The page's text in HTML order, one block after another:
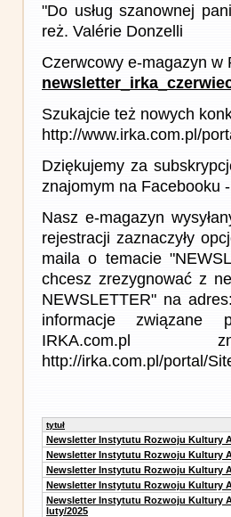
"Do usług szanownej
reż. Valérie Donzelli
Czerwcowy e-magazyn w
Szukajcie też nowych
http://www.irka.com.pl/
Dziękujemy za
znajomym na Facebooku
Nasz e-magazyn
rejestracji zaznaczyły
maila o temacie
chcesz zrezygnować z
NEWSLETTER" na
informacje związane
IRKA.com.pl
http://irka.com.pl/portal/
tytuł
Newsletter Instytutu Rozwoju Kultury
Newsletter Instytutu Rozwoju Kultury
Newsletter Instytutu Rozwoju Kultury
Newsletter Instytutu Rozwoju Kultury
Newsletter Instytutu Rozwoju Kultury
luty/2025